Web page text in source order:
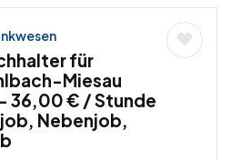
für
Miesau
36,00 € / Stunde
Nebenjob,